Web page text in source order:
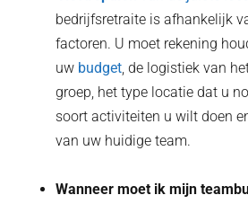
bedrijfsretraite is afhankelijk
factoren. U moet rekening
uw budget, de logistiek van
groep, het type locatie dat u
soort activiteiten u wilt doen
van uw huidige team.
Wanneer moet ik mijn